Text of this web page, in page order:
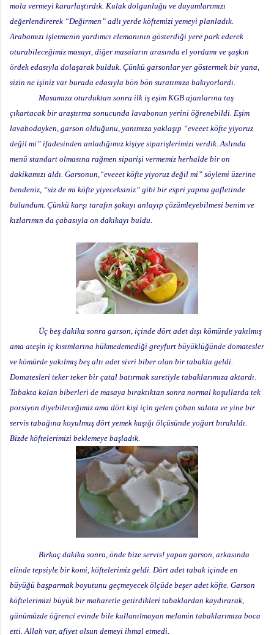
mola vermeyi kararlaştırdık. Kulak dolgunluğu ve duyumlarımızı
değerlendirerek “Değirmen” adlı yerde köftemizi yemeyi planladık.
Arabamızı işletmenin yardımcı elemanının gösterdiği yere park ederek
oturabileceğimiz masayı, diğer masaların arasında el yordamı ve şaşkın
ördek edasıyla dolaşarak bulduk. Çünkü garsonlar yer göstermek bir yana,
sizin ne işiniz var burada edasıyla bön bön suratımıza bakıyorlardı.
Masamıza oturduktan sonra ilk iş eşim KGB ajanlarına taş
çıkartacak bir araştırma sonucunda lavabonun yerini öğrenebildi. Eşim
lavabodayken, garson olduğunu, yanımıza yaklaşıp “eveeet köfte yiyoruz
değil mi” ifadesinden anladığımız kişiye siparişlerimizi verdik. Aslında
menü standart olmasına rağmen siparişi vermemiz herhalde bir on
dakikamızı aldı. Garsonun,“eveeet köfte yiyoruz değil mi” söylemi üzerine
bendeniz, “siz de mi köfte yiyeceksiniz” gibi bir espri yapma gafletinde
bulundum. Çünkü karşı tarafın şakayı anlayıp çözümleyebilmesi benim ve
kızlarımın da çabasıyla on dakikayı buldu.
Üç beş dakika sonra garson, içinde dört adet dışı kömürde yakılmış
ama ateşin iç kısımlarına hükmedemediği greyfurt büyüklüğünde domatesler
ve kömürde yakılmış beş altı adet sivri biber olan bir tabakla geldi.
Domatesleri teker teker bir çatal batırmak suretiyle tabaklarımıza aktardı.
Tabakta kalan biberleri de masaya bıraktıktan sonra normal koşullarda tek
porsiyon diyebileceğimiz ama dört kişi için gelen çoban salata ve yine bir
servis tabağına koyulmuş dört yemek kaşığı ölçüsünde yoğurt bırakıldı.
Bizde köftelerimizi beklemeye başladık.
Birkaç dakika sonra, önde bize servis! yapan garson, arkasında
elinde tepsiyle bir komi, köftelerimiz geldi. Dört adet tabak içinde en
büyüğü başparmak boyutunu geçmeyecek ölçüde beşer adet köfte. Garson
köftelerimizi büyük bir maharetle getirdikleri tabaklardan kaydırarak,
günümüzde öğrenci evinde bile kullanılmayan melamin tabaklarımıza boca
etti. Allah var, afiyet olsun demeyi ihmal etmedi.